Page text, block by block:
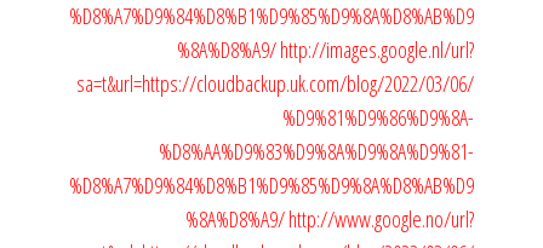
%D8%A7%D9%84%D8%B1%D9%85%D9%8A%D8%AB%D9
%8A%D8%A9/http://images.google.nl/url?
sa=t&url=https://cloudbackup.uk.com/blog/2022/03/06/
%D9%81%D9%86%D9%8A-
%D8%AA%D9%83%D9%8A%D9%8A%D9%81-
%D8%A7%D9%84%D8%B1%D9%85%D9%8A%D8%AB%D9
%8A%D8%A9/http://www.google.no/url?